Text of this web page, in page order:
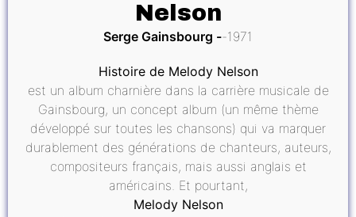
Nelson
Serge Gainsbourg 1971
Histoire de Melody Nelson
est un album charnière dans la carrière musicale de
Gainsbourg, un concept album (un même thème
développé sur toutes les chansons) qui va marquer
durablement des générations de chanteurs, auteurs,
compositeurs français, mais aussi anglais et
américains. Et pourtant,
Melody Nelson